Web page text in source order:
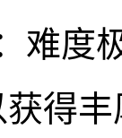
难度
得